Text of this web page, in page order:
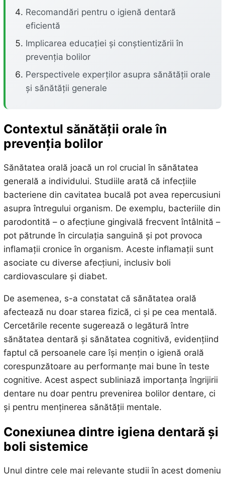
Recomandări pentru o igienă dentară
eficientă
Implicarea educației și conștientizării în
prevenția bolilor
Perspectivele experților asupra sănătății orale
și sănătății generale
Contextul sănătății orale în
prevenția bolilor
Sănătatea orală joacă un rol crucial în sănătatea
generală a individului. Studiile arată că infecțiile
bacteriene din cavitatea bucală pot avea repercusiuni
asupra întregului organism. De exemplu, bacteriile din
parodontită – o afecțiune gingivală frecvent întâlnită –
pot pătrunde în circulația sanguină și pot provoca
inflamații cronice în organism. Aceste inflamații sunt
asociate cu diverse afecțiuni, inclusiv boli
cardiovasculare și diabet.
De asemenea, s-a constatat că sănătatea orală
afectează nu doar starea fizică, ci și pe cea mentală.
Cercetările recente sugerează o legătură între
sănătatea dentară și sănătatea cognitivă, evidențiind
faptul că persoanele care își mențin o igienă orală
corespunzătoare au performanțe mai bune în teste
cognitive. Acest aspect subliniază importanța îngrijirii
dentare nu doar pentru prevenirea bolilor dentare, ci
și pentru menținerea sănătății mentale.
Conexiunea dintre igiena dentară și
boli sistemice
Unul dintre cele mai relevante studii în acest domeniu